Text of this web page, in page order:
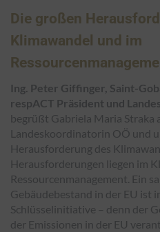
Die großen
Klimawandel und im
Ing. Peter Giffinger, Saint-
respACT Präsident und
begrüßt Gabriela Maria Straka
Landeskoordinatorin OÖ und
Herausforderung des
Herausforderungen liegen im
Ressourcenmanagement. Ein
Gebäudebestand in der EU ist
Schlüsselinitiative – denn der
der Emissionen in der EU